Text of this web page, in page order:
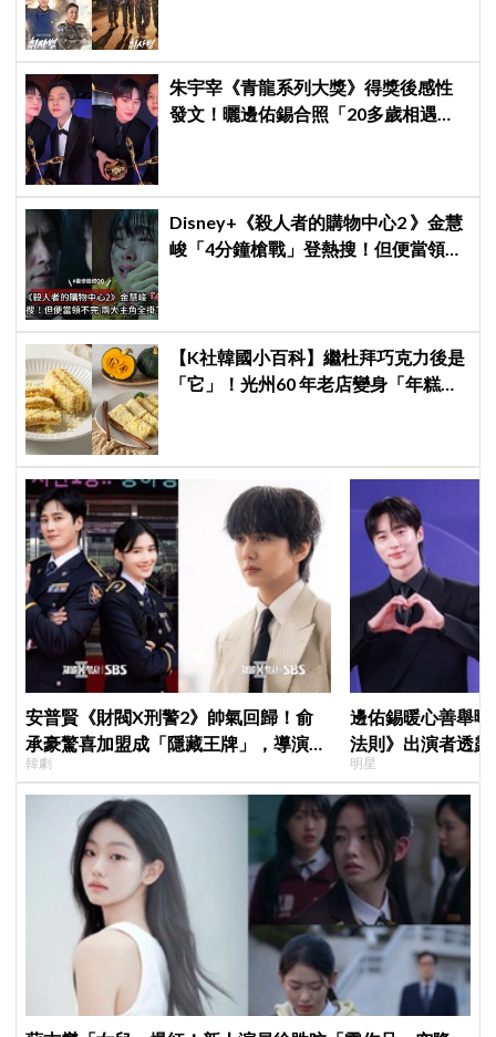
朱宇宰《青龍系列大獎》得獎後感性
發文！曬邊佑錫合照「20多歲相遇，
Disney+《殺人者的購物中心2 》金慧
峻「4分鐘槍戰」登熱搜！但便當領不
【K社韓國小百科】繼杜拜巧克力後是
「它」！光州60 年老店變身「年糕界
安普賢《財閥X刑警2》帥氣回歸！俞
承豪驚喜加盟成「隱藏王牌」，導演笑
曝：太有存在感決定提前登場
韓劇
邊佑錫暖心善舉
法則》出演者透
患者順利完成治療
明星